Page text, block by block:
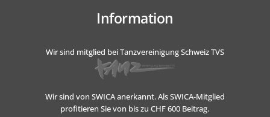
Information
Wir sind mitglied bei Tanzvereinigung Schweiz TVS
Wir sind von SWICA anerkannt.Als SWICA-Mitglied
profitieren Sie von bis zu CHF 600 Beitrag.